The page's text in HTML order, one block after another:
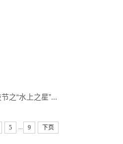
之“水上之星”...
5 9 下页